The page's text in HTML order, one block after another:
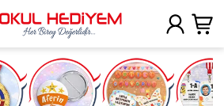
Uygulamada Aç